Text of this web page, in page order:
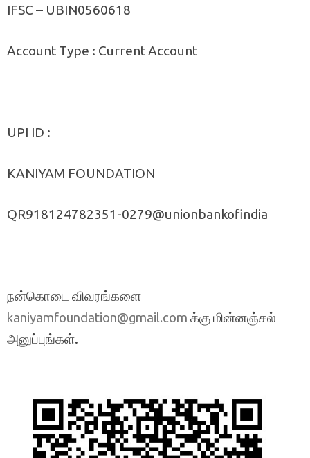
IFSC – UBIN0560618
Account Type : Current Account
UPI ID :
KANIYAM FOUNDATION
QR918124782351-0279@unionbankofindia
நன்கொடை விவரங்களை
kaniyamfoundation@gmail.com க்கு மின்னஞ்சல்
அனுப்புங்கள்.